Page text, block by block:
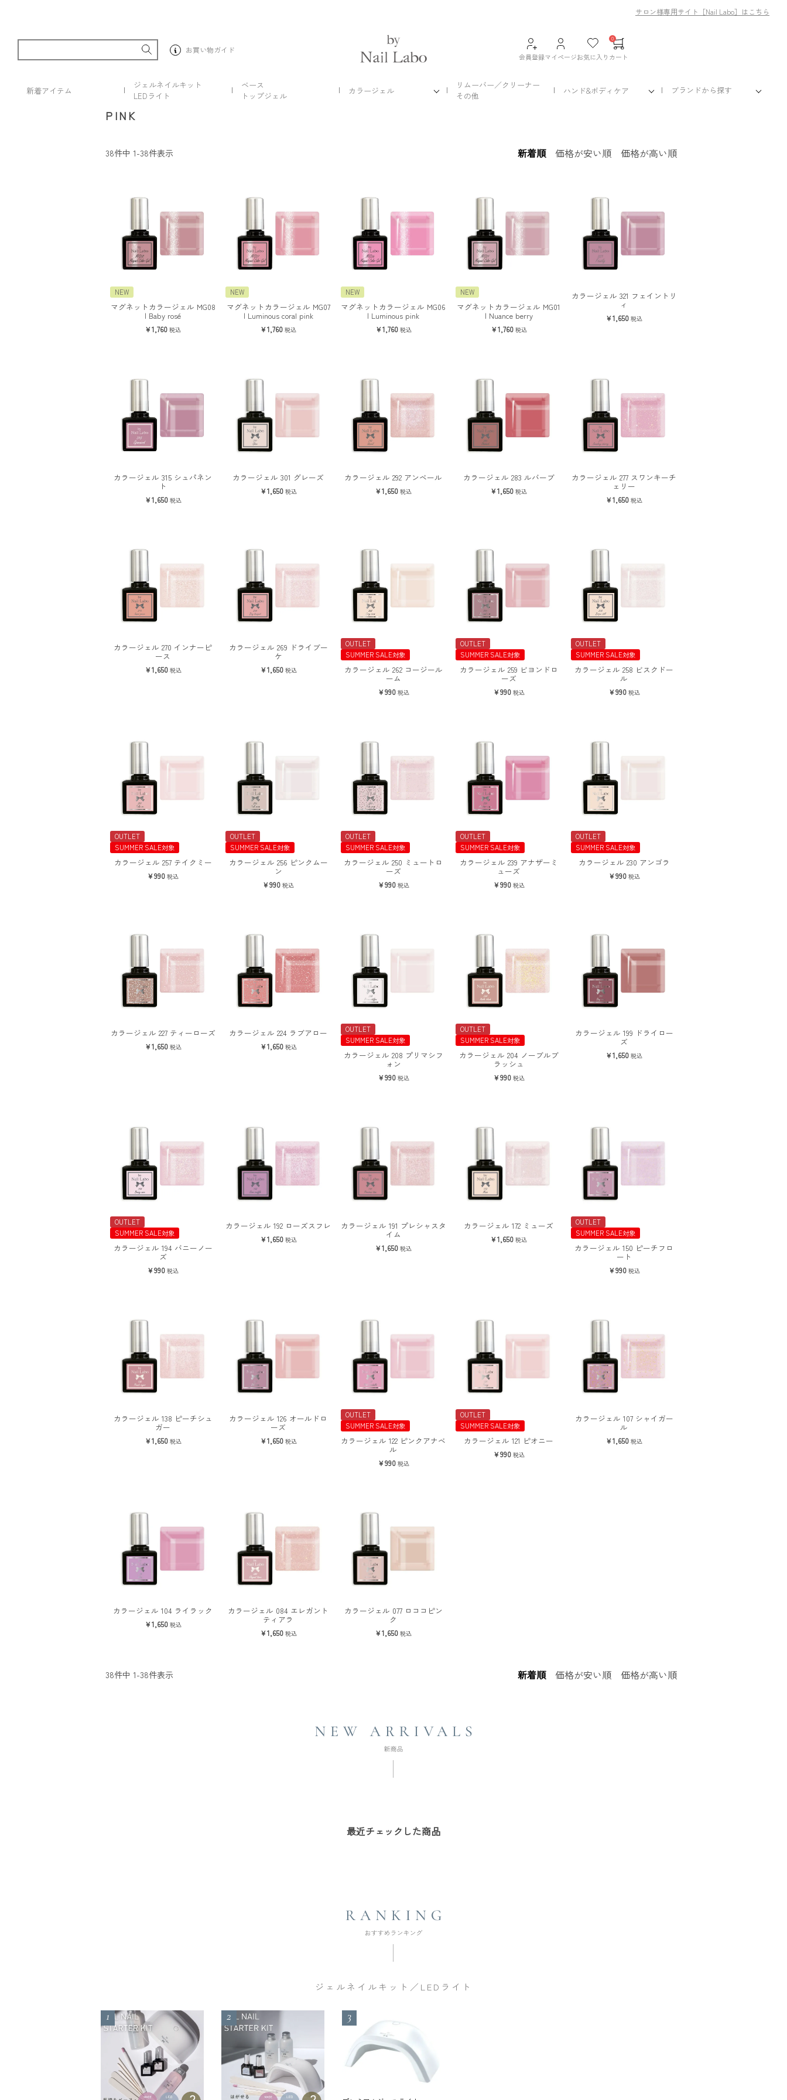
サロン様専用サイト［Nail Labo］はこちら
お買い物ガイド
会員登録マイページお気に入り カート
0
新着アイテム
ジェルネイルキット
LEDライト
ベース
トップジェル
カラージェル
リムーバー／クリーナー
その他
ハンド&ボディケア ブランドから探す
PINK
新着順 価格が安い順 価格が高い順
38件中 1-38件表示
NEW
マグネットカラージェル MG08
| Baby rosé
1,760 税込
NEW
マグネットカラージェル MG07
| Luminous coral pink
1,760 税込
NEW
マグネットカラージェル MG06
| Luminous pink
1,760 税込
NEW
マグネットカラージェル MG01
| Nuance berry
1,760 税込
カラージェル 321 フェイントリ
ィ
1,650 税込
カラージェル 315 シュパネン
ト
1,650 税込
カラージェル 301 グレーズ
1,650 税込
カラージェル 292 アンベール
1,650 税込
カラージェル 283 ルバーブ
1,650 税込
カラージェル 277 スワンキーチ
ェリー
1,650 税込
カラージェル 270 インナーピ
ース
1,650 税込
カラージェル 269 ドライブー
ケ
1,650 税込
OUTLET
SUMMER SALE対象
カラージェル 262 コージール
ーム
990 税込
OUTLET
SUMMER SALE対象
カラージェル 259 ビヨンドロ
ーズ
990 税込
OUTLET
SUMMER SALE対象
カラージェル 258 ビスクドー
ル
990 税込
OUTLET
SUMMER SALE対象
カラージェル 257 テイクミー
990 税込
OUTLET
SUMMER SALE対象
カラージェル 256 ピンクムー
ン
990 税込
OUTLET
SUMMER SALE対象
カラージェル 250 ミュートロ
ーズ
990 税込
OUTLET
SUMMER SALE対象
カラージェル 239 アナザーミ
ューズ
990 税込
OUTLET
SUMMER SALE対象
カラージェル 230 アンゴラ
990 税込
カラージェル 227 ティーローズ
1,650 税込
カラージェル 224 ラブアロー
1,650 税込
OUTLET
SUMMER SALE対象
カラージェル 208 プリマシフ
ォン
990 税込
OUTLET
SUMMER SALE対象
カラージェル 204 ノーブルブ
ラッシュ
990 税込
カラージェル 199 ドライロー
ズ
1,650 税込
OUTLET
SUMMER SALE対象
カラージェル 194 バニーノー
ズ
990 税込
カラージェル 192 ローズスフレ
1,650 税込
カラージェル 191 プレシャスタ
イム
1,650 税込
カラージェル 172 ミューズ
1,650 税込
OUTLET
SUMMER SALE対象
カラージェル 150 ピーチフロ
ート
990 税込
カラージェル 138 ピーチシュ
ガー
1,650 税込
カラージェル 126 オールドロ
ーズ
1,650 税込
OUTLET
SUMMER SALE対象
カラージェル 122 ピンクアナベ
ル
990 税込
OUTLET
SUMMER SALE対象
カラージェル 121 ピオニー
990 税込
カラージェル 107 シャイガー
ル
1,650 税込
カラージェル 104 ライラック
1,650 税込
カラージェル 084 エレガント
ティアラ
1,650 税込
カラージェル 077 ロココピン
ク
1,650 税込
新着順 価格が安い順 価格が高い順
38件中 1-38件表示
最近チェックした商品
ジェルネイルキット／LEDライト